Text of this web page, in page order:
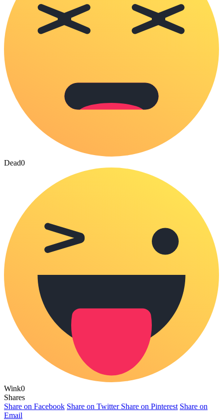
Dead0
Wink0
Shares
Share on Facebook Share on Twitter Share on Pinterest Share on
Email